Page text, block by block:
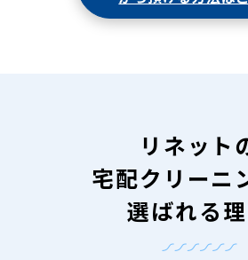
リネット
宅配クリーニ
選ばれる